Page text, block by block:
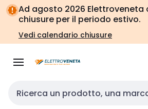
Vai alla
navigazione
Vai
alla
pagina
Ad agosto 2026 Elettroveneta
chiusure per il periodo estivo.
Vedi calendario chiusure
Cerca input